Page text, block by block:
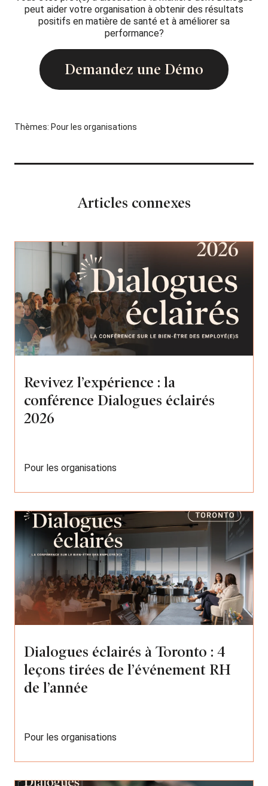
peut aider votre organisation à obtenir des résultats
positifs en matière de santé et à améliorer sa
performance?
Demandez une Démo
Thèmes: Pour les organisations
Articles connexes
Revivez l’expérience : la
conférence Dialogues éclairés
2026
Pour les organisations
Dialogues éclairés à Toronto : 4
leçons tirées de l’événement RH
de l’année
Pour les organisations